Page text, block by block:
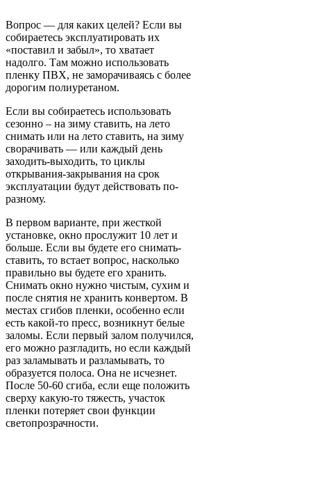
Вопрос — для каких целей? Если вы
собираетесь эксплуатировать их
«поставил и забыл», то хватает
надолго. Там можно использовать
пленку ПВХ, не заморачиваясь с более
дорогим полиуретаном.
Если вы собираетесь использовать
сезонно – на зиму ставить, на лето
снимать или на лето ставить, на зиму
сворачивать — или каждый день
заходить-выходить, то циклы
открывания-закрывания на срок
эксплуатации будут действовать по-
разному.
В первом варианте, при жесткой
установке, окно прослужит 10 лет и
больше. Если вы будете его снимать-
ставить, то встает вопрос, насколько
правильно вы будете его хранить.
Снимать окно нужно чистым, сухим и
после снятия не хранить конвертом. В
местах сгибов пленки, особенно если
есть какой-то пресс, возникнут белые
заломы. Если первый залом получился,
его можно разгладить, но если каждый
раз заламывать и разламывать, то
образуется полоса. Она не исчезнет.
После 50-60 сгиба, если еще положить
сверху какую-то тяжесть, участок
пленки потеряет свои функции
светопрозрачности.